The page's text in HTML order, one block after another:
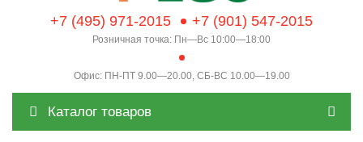
+7 (495) 971-2015 +7 (901) 547-2015
Розничная точка: Пн—Вс 10:00—18:00
Офис: ПН-ПТ 9.00—20.00, СБ-ВС 10.00—19.00
Каталог товаров